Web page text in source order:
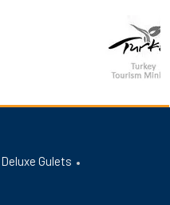
Deluxe Gulets